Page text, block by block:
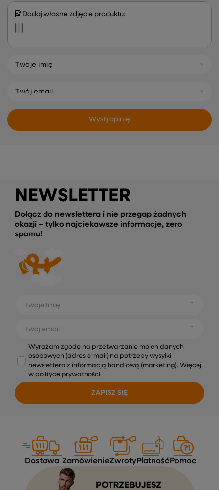
Dodaj własne zdjęcie produktu:
Twoje imię
Twój email
Wyślij opinię
NEWSLETTER
Dołącz do newslettera i nie przegap żadnych
okazji – tylko najciekawsze informacje, zero
spamu!
Twoje Imię
Twój email
Wyrażam zgodę na przetwarzanie moich danych
osobowych (adres e-mail) na potrzeby wysyłki
newslettera z informacją handlową (marketing). Więcej
w polityce prywatności.
ZAPISZ SIĘ
Dostawa ZamówienieZwrotyPłatnośćPomoc